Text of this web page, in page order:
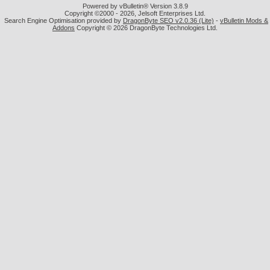
Powered by vBulletin® Version 3.8.9
Copyright ©2000 - 2026, Jelsoft Enterprises Ltd.
Search Engine Optimisation provided by DragonByte SEO v2.0.36 (Lite) - vBulletin Mods &
Addons Copyright © 2026 DragonByte Technologies Ltd.